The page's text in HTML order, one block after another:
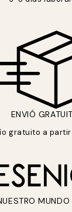
ENVIÓ
gratuito a
MUNDO